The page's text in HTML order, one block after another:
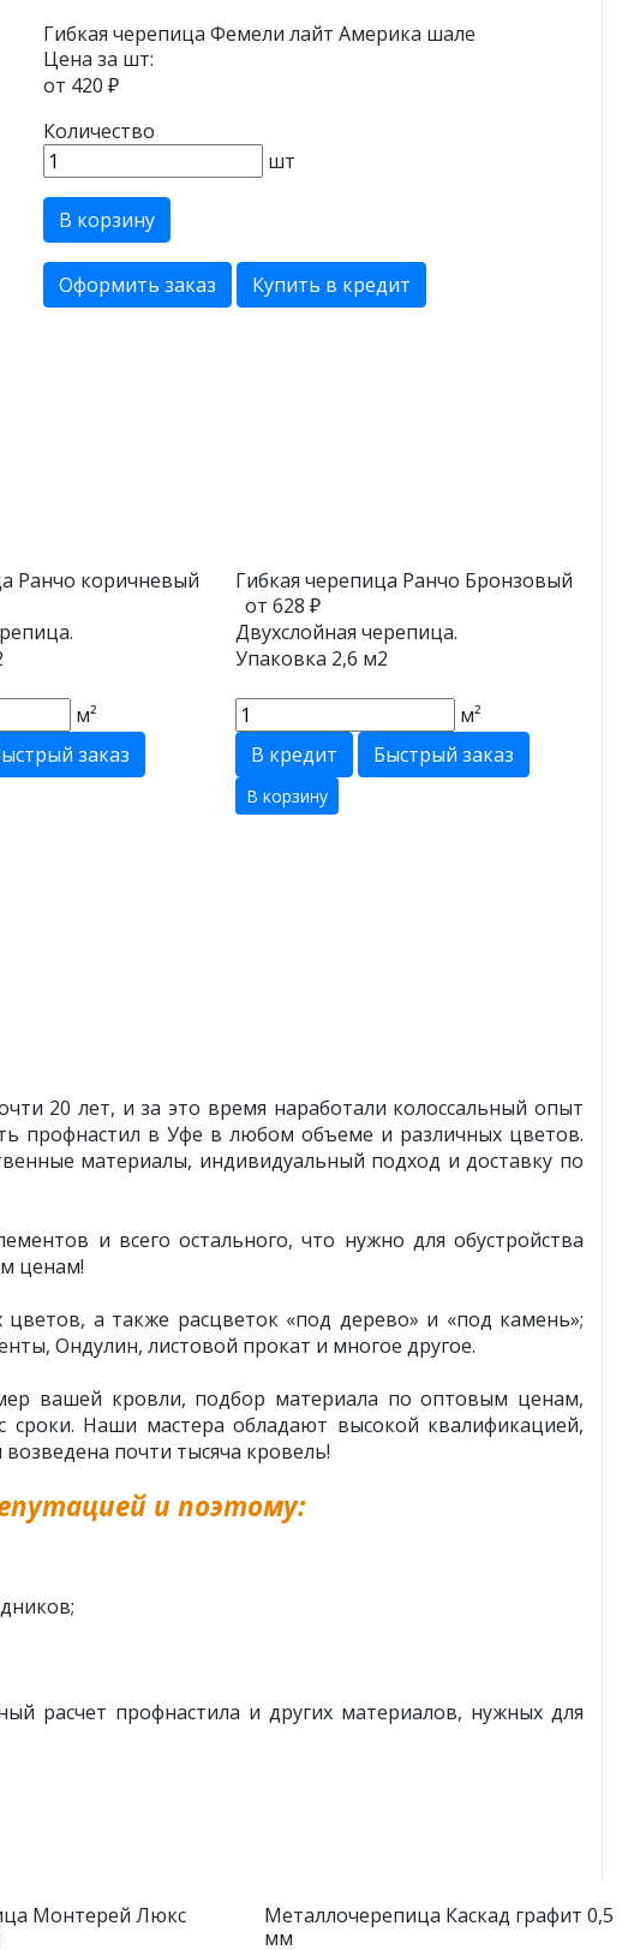
Гибкая черепица Фемели лайт Америка шале
Цена за шт:
от 420 ₽
Количество
шт
В корзину
Оформить заказ Купить в кредит
Ранчо коричневый
м²
заказ
Гибкая черепица Ранчо Бронзовый
от 628 ₽
Двухслойная черепица.
Упаковка 2,6 м2
м²
В кредит
Быстрый заказ
В корзину
20 лет, и за это время наработали колоссальный опыт
профнастил в Уфе в любом объеме и различных цветов.
материалы, индивидуальный подход и доставку по
и всего остального, что нужно для обустройства
ценам!
а также расцветок «под дерево» и «под камень»;
Ондулин, листовой прокат и многое другое.
вашей кровли, подбор материала по оптовым ценам,
Наши мастера обладают высокой квалификацией,
почти тысяча кровель!
и поэтому:
расчет профнастила и других материалов, нужных для
Монтерей Люкс
Металлочерепица Каскад графит 0,5
мм